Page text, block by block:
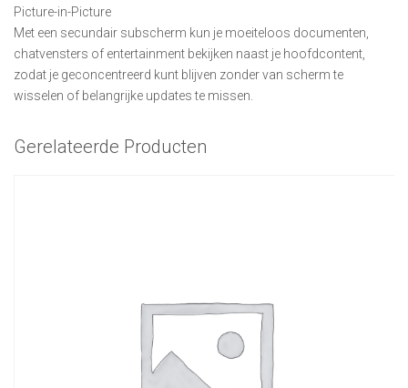
Picture-in-Picture
Met een secundair subscherm kun je moeiteloos documenten,
chatvensters of entertainment bekijken naast je hoofdcontent,
zodat je geconcentreerd kunt blijven zonder van scherm te
wisselen of belangrijke updates te missen.
Gerelateerde Producten